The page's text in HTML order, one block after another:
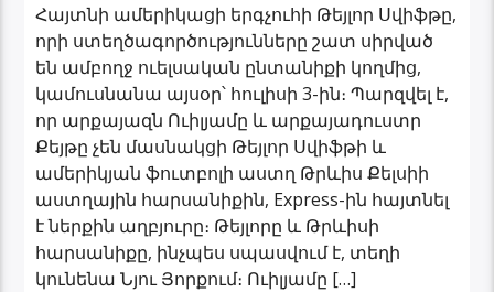
Հայտնի ամերիկացի երգչուհի Թեյլոր Սվիֆթը,
որի ստեղծագործությունները շատ սիրված
են ամբողջ ուելսական ընտանիքի կողմից,
կամուսնանա այսօր՝ հուլիսի 3-ին։ Պարզվել է,
որ արքայազն Ուիլյամը և արքայադուստր
Քեյթը չեն մասնակցի Թեյլոր Սվիֆթի և
ամերիկյան ֆուտբոլի աստղ Թրևիս Քելսիի
աստղային հարսանիքին, Express-ին հայտնել
է ներքին աղբյուրը։ Թեյլորը և Թրևիսի
հարսանիքը, ինչպես սպասվում է, տեղի
կունենա Նյու Յորքում։ Ուիլյամը […]